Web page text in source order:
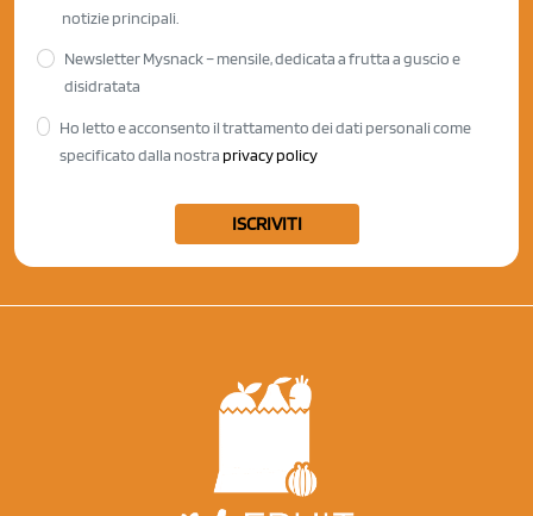
notizie principali.
Newsletter Mysnack – mensile, dedicata a frutta a guscio e
disidratata
Ho letto e acconsento il trattamento dei dati personali come
specificato dalla nostra privacy policy
ISCRIVITI